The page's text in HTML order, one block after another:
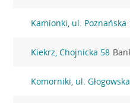
Kamionki, ul. Poznańska
Kiekrz, Chojnicka 58
Komorniki, ul.